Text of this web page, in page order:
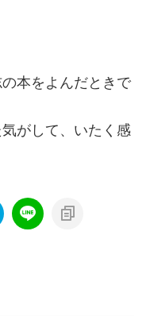
本をよんだときで
がして、いたく感